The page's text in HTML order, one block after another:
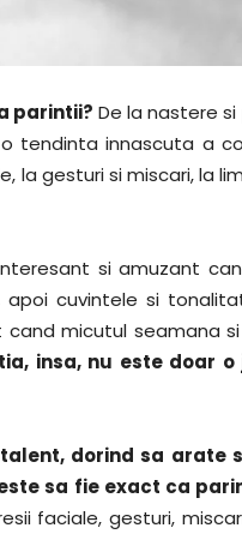
parintii? De la nastere
tendinta innascuta a
la gesturi si miscari, la
si amuzant
cuvintele si
micutul seamana si
insa, nu este doar o
dorind sa arate
sa fie exact ca
faciale, gesturi,